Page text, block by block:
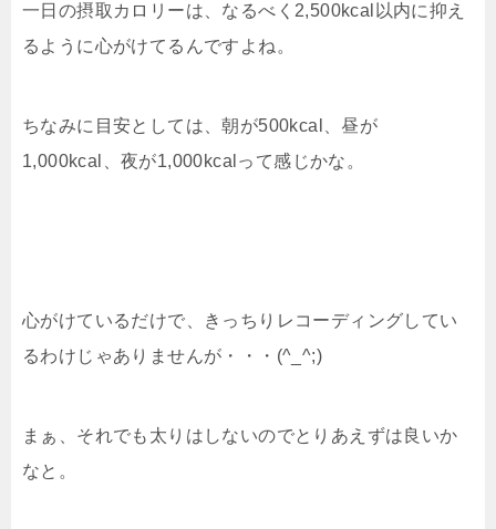
一日の摂取カロリーは、なるべく2,500kcal以内に抑え
るように心がけてるんですよね。
ちなみに目安としては、朝が500kcal、昼が
1,000kcal、夜が1,000kcalって感じかな。
心がけているだけで、きっちりレコーディングしてい
るわけじゃありませんが・・・(^_^;)
まぁ、それでも太りはしないのでとりあえずは良いか
なと。